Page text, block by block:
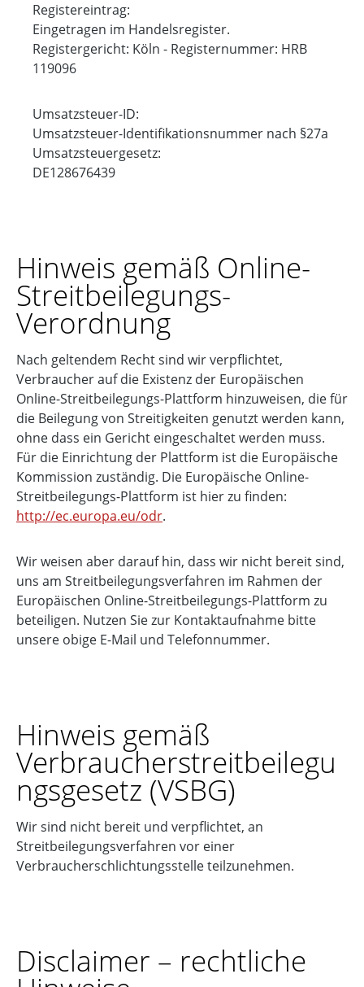
Registereintrag:
Eingetragen im Handelsregister.
Registergericht: Köln - Registernummer: HRB
119096
Umsatzsteuer-ID:
Umsatzsteuer-Identifikationsnummer nach §27a
Umsatzsteuergesetz:
DE128676439
Hinweis gemäß Online-
Streitbeilegungs-
Verordnung
Nach geltendem Recht sind wir verpflichtet,
Verbraucher auf die Existenz der Europäischen
Online-Streitbeilegungs-Plattform hinzuweisen, die für
die Beilegung von Streitigkeiten genutzt werden kann,
ohne dass ein Gericht eingeschaltet werden muss.
Für die Einrichtung der Plattform ist die Europäische
Kommission zuständig. Die Europäische Online-
Streitbeilegungs-Plattform ist hier zu finden:
http://ec.europa.eu/odr.
Wir weisen aber darauf hin, dass wir nicht bereit sind,
uns am Streitbeilegungsverfahren im Rahmen der
Europäischen Online-Streitbeilegungs-Plattform zu
beteiligen. Nutzen Sie zur Kontaktaufnahme bitte
unsere obige E-Mail und Telefonnummer.
Hinweis gemäß
Verbraucherstreitbeilegu
ngsgesetz (VSBG)
Wir sind nicht bereit und verpflichtet, an
Streitbeilegungsverfahren vor einer
Verbraucherschlichtungsstelle teilzunehmen.
Disclaimer – rechtliche